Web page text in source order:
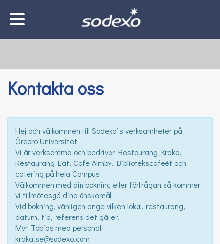
Kontakta oss
Hej och välkommen till Sodexo´s verksamheter på
Örebro Universitet
Vi är verksamma och bedriver Restaurang Kraka,
Restaurang Eat, Cafe Almby, Bibliotekscafeét och
catering på hela Campus
Välkommen med din bokning eller förfrågan så kommer
vi tillmötesgå dina önskemål
Vid bokning, vänligen ange vilken lokal, restaurang,
datum, tid, referens det gäller.
Mvh Tobias med personal
kraka.se@sodexo.com